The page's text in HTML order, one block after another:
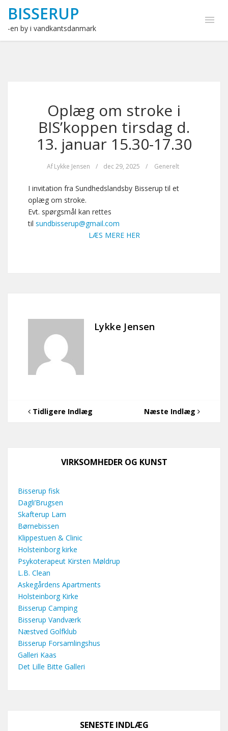
BISSERUP
-en by i vandkantsdanmark
Oplæg om stroke i
BIS’koppen tirsdag d.
13. januar 15.30-17.30
Af Lykke Jensen / dec 29, 2025 / Generelt
I invitation fra Sundhedslandsby Bisserup til et
oplæg om stroke.
Evt. spørgsmål kan rettes
til sundbisserup@gmail.com
LÆS MERE HER
Lykke Jensen
Tidligere Indlæg Næste Indlæg
VIRKSOMHEDER OG KUNST
Bisserup fisk
Dagli’Brugsen
Skafterup Lam
Børnebissen
Klippestuen & Clinic
Holsteinborg kirke
Psykoterapeut Kirsten Møldrup
L.B. Clean
Askegårdens Apartments
Holsteinborg Kirke
Bisserup Camping
Bisserup Vandværk
Næstved Golfklub
Bisserup Forsamlingshus
Galleri Kaas
Det Lille Bitte Galleri
SENESTE INDLÆG